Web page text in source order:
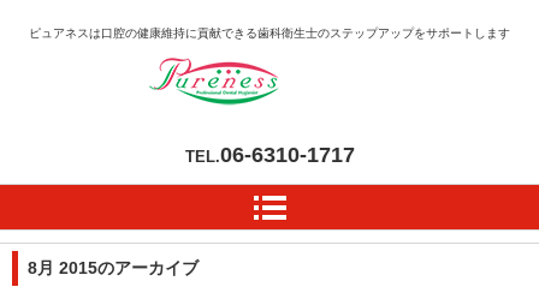
ピュアネスは口腔の健康維持に貢献できる歯科衛生士のステップアップをサポートします
TEL.06-6310-1717
8月 2015のアーカイブ